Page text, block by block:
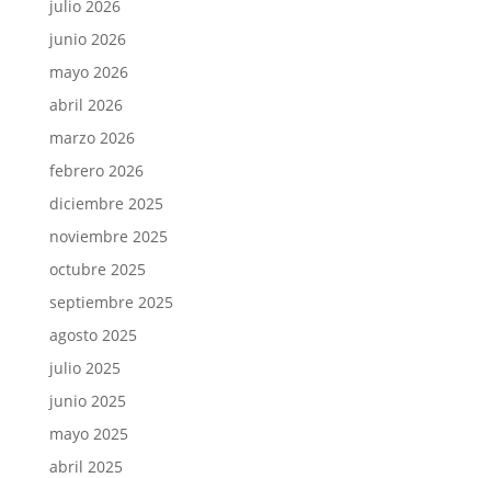
julio 2026
junio 2026
mayo 2026
abril 2026
marzo 2026
febrero 2026
diciembre 2025
noviembre 2025
octubre 2025
septiembre 2025
agosto 2025
julio 2025
junio 2025
mayo 2025
abril 2025